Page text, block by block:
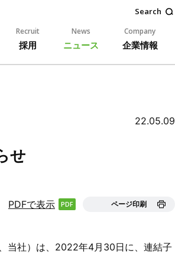
Recruit
採用
News
ニュース
Company
企業情報
22.05.09
せ
PDFで表示 ページ印刷
当社）は、2022年4月30日に、連結子